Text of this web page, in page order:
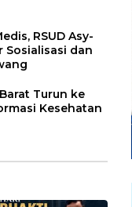
RSUD Asy-
Sosialisasi dan
Turun ke
Kesehatan